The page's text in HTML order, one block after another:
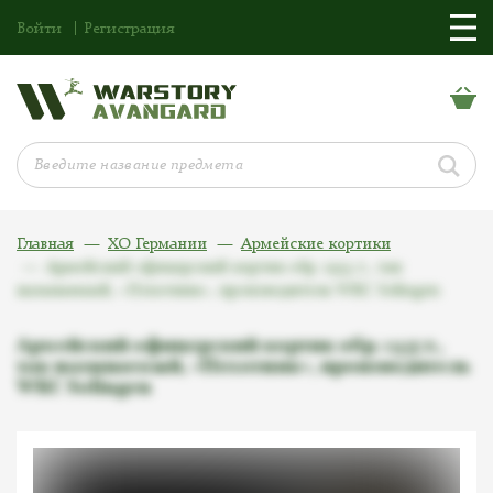
Войти Регистрация
Главная ХО Германии
Армейские кортики
Армейский офицерский кортик обр. 1935 г.,
так называемый, «Пехотник», производитель
WKC Solingen